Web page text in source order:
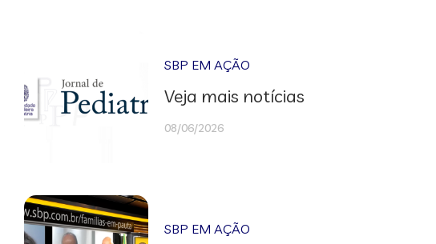
SBP EM AÇÃO
Veja mais notícias
08/06/2026
SBP EM AÇÃO